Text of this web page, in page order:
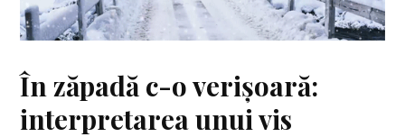
În zăpadă c-o verișoară:
interpretarea unui vis